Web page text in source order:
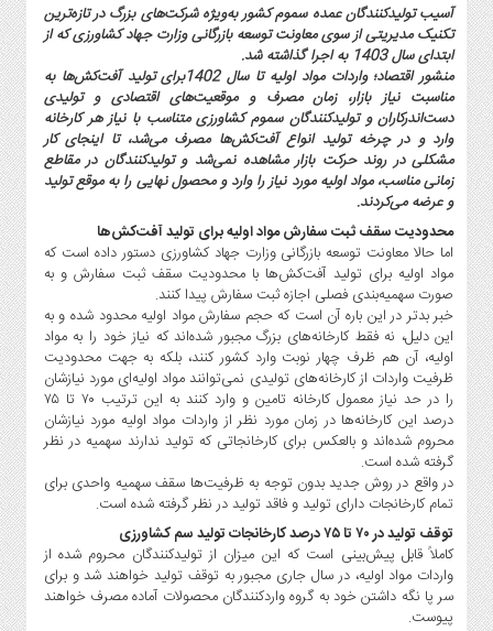
آپ
و
فن
آوری
بانک
،
بیمه
و
ارز
دیجیتال
کشاورزی
و
صنایع
غذایی
سیاسی
و
بین
الملل
نگاه
روز
گوناگون
آسیب تولیدکنندگان عمده سموم کشور به‌ویژه شرکت‌‌های بزرگ در تازه‌ترین
تکنیک مدیریتی از سوی معاونت توسعه بازرگانی وزارت جهاد کشاورزی که از
ابتدای سال 1403 به اجرا گذاشته شد.
منشور اقتصاد؛ واردات مواد اولیه تا سال 1402برای تولید آفت‌کش‌ها به
مناسبت نیاز بازار، زمان مصرف و موقعیت‌های اقتصادی و تولیدی
دست‌اندرکاران و تولیدکنندگان سموم کشاورزی متناسب با نیاز هر کارخانه
وارد و در چرخه تولید انواع آفت‌کش‌ها مصرف می‌شد، تا اینجای کار
مشکلی در روند حرکت بازار مشاهده نمی‌شد و تولیدکنندگان در مقاطع
زمانی مناسب، مواد اولیه مورد نیاز را وارد و محصول نهایی را به موقع تولید
و عرضه می‌کردند.
محدودیت سقف ثبت سفارش مواد اولیه برای تولید آفت‌کش‌ها
اما حالا معاونت توسعه بازرگانی وزارت جهاد کشاورزی دستور داده است که
مواد اولیه برای تولید آفت‌کش‌ها با محدودیت سقف ثبت سفارش و به
صورت سهمیه‌بندی فصلی اجازه ثبت سفارش پیدا کنند.
خبر بدتر در این باره آن است که حجم سفارش مواد اولیه محدود شده و به
این دلیل، نه فقط کارخانه‌های بزرگ مجبور شده‌اند که نیاز خود را به مواد
اولیه، آن هم ظرف چهار نوبت وارد کشور کنند، بلکه به جهت محدودیت
ظرفیت واردات از کارخانه‌های تولیدی نمی‌توانند مواد اولیه‌ای مورد نیازشان
را در حد نیاز معمول کارخانه تامین و وارد کنند به این ترتیب ۷۰ تا ۷۵
درصد این کارخانه‌ها در زمان مورد نظر از واردات مواد اولیه مورد نیازشان
محروم شده‌اند و بالعکس برای کارخانجاتی که تولید ندارند سهمیه در نظر
گرفته شده است.
در واقع در روش جدید بدون توجه به ظرفیت‌ها سقف سهمیه واحدی برای
تمام کارخانجات دارای تولید و فاقد تولید در نظر گرفته شده است.
توقف تولید در ۷۰ تا ۷۵ درصد کارخانجات تولید سم کشاورزی
کاملاً قابل پیش‌بینی است که این میزان از تولیدکنندگان محروم شده از
واردات مواد اولیه، در سال جاری مجبور به توقف تولید خواهند شد و برای
سر پا نگه داشتن خود به گروه واردکنندگان محصولات آماده مصرف خواهند
پیوست.